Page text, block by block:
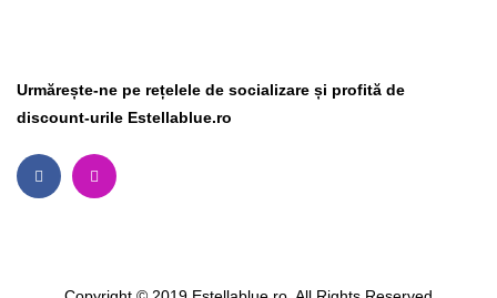
Urmărește-ne pe rețelele de socializare și profită de
discount-urile Estellablue.ro